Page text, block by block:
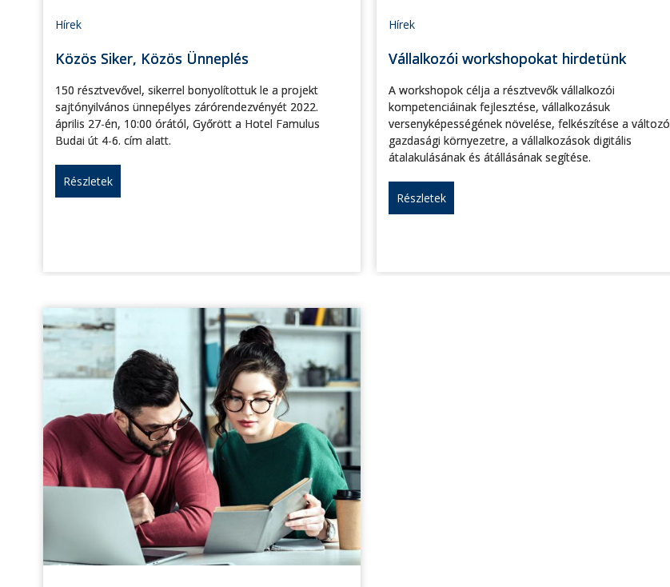
Hírek
Közös Siker, Közös Ünneplés
150 résztvevővel, sikerrel bonyolítottuk le a projekt
sajtónyilvános ünnepélyes zárórendezvényét 2022.
április 27-én, 10:00 órától, Győrött a Hotel Famulus
Budai út 4-6. cím alatt.
Részletek
Hírek
Vállalkozói workshopokat hirdetünk
A workshopok célja a résztvevők vállalkozói
kompetenciáinak fejlesztése, vállalkozásuk
versenyképességének növelése, felkészítése a változó
gazdasági környezetre, a vállalkozások digitális
átalakulásának és átállásának segítése.
Részletek